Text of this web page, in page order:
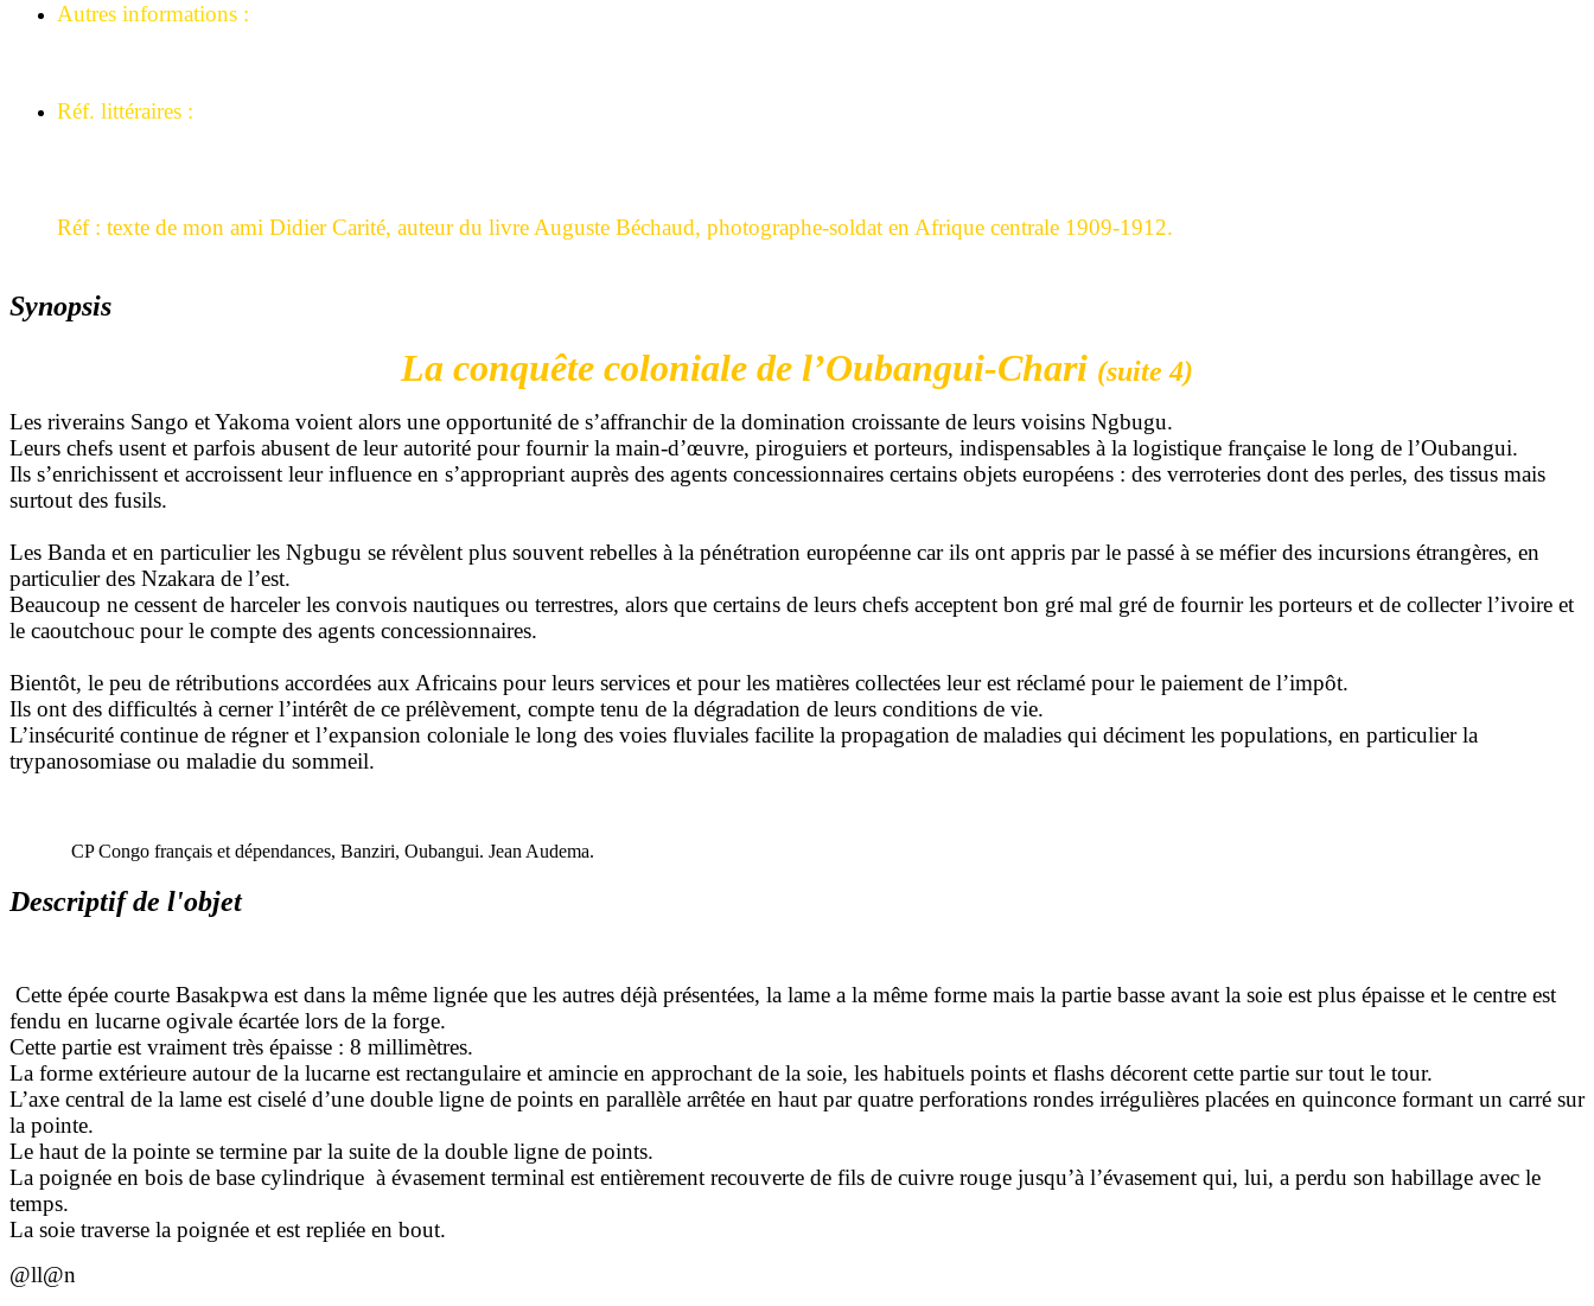
Autres informations :
Réf. littéraires :
Réf : texte de mon ami Didier Carité, auteur du livre Auguste Béchaud, photographe-soldat en Afrique centrale 1909-1912.
Synopsis
La conquête coloniale de l’Oubangui-Chari (suite 4)
Les riverains Sango et Yakoma voient alors une opportunité de s’affranchir de la domination croissante de leurs voisins Ngbugu.
Leurs chefs usent et parfois abusent de leur autorité pour fournir la main-d’œuvre, piroguiers et porteurs, indispensables à la logistique française le long de l’Oubangui.
Ils s’enrichissent et accroissent leur influence en s’appropriant auprès des agents concessionnaires certains objets européens : des verroteries dont des perles, des tissus mais
surtout des fusils.
Les Banda et en particulier les Ngbugu se révèlent plus souvent rebelles à la pénétration européenne car ils ont appris parle passé à se méfier des incursions étrangères, en
particulier des Nzakara de l’est.
Beaucoup ne cessent de harceler les convois nautiques ou terrestres, alors que certains de leurs chefs acceptent bon gré mal gré de fournir les porteurs et de collecter l’ivoire et
le caoutchouc pour le compte des agents concessionnaires.
Bientôt, le peu de rétributions accordées aux Africains pour leurs services et pour les matières collectées leur est réclamé pour le paiement de l’impôt.
Ils ont des difficultés à cerner l’intérêt de ce prélèvement, compte tenu de la dégradation de leurs conditions de vie.
L’insécurité continue de régner et l’expansion coloniale le long des voies fluviales facilite la propagation de maladies qui déciment les populations, en particulier la
trypanosomiase ou maladie du sommeil.
CP Congo français et dépendances, Banziri, Oubangui. Jean Audema.
Descriptif de l'objet
Cette épée courte Basakpwa est dans la même lignée que les autres déjà présentées, la lame a la même forme mais la partie basse avant la soie est plus épaisse et le centre est
fendu en lucarne ogivale écartée lors de la forge.
Cette partie est vraiment très épaisse : 8 millimètres.
La forme extérieure autour de la lucarne est rectangulaire et amincie en approchant de la soie, les habituels points et flashs décorent cette partie sur tout le tour.
L’axe central de la lame est ciselé d’une double ligne de points en parallèle arrêtée en haut par quatre perforations rondes irrégulières placées en quinconce formant un carré sur
la pointe.
Le haut de la pointe se termine par la suite de la double ligne de points.
La poignée en bois de base cylindrique à évasement terminal est entièrement recouverte de fils de cuivre rouge jusqu’à l’évasement qui, lui, a perdu son habillage avec le
temps.
La soie traverse la poignée et est repliée en bout.
@ll@n